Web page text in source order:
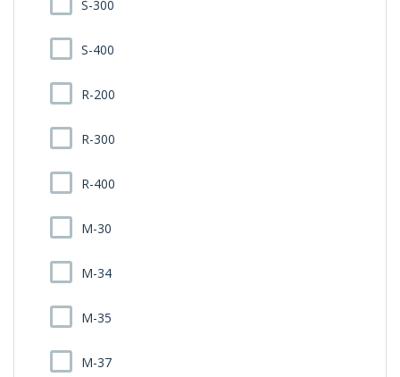
S-300
S-400
R-200
R-300
R-400
M-30
M-34
M-35
M-37